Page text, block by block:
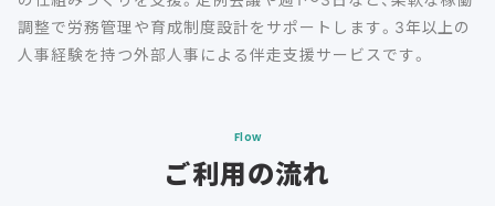
調整で労務管理や育成制度設計をサポートします。3年以上の
人事経験を持つ外部人事による伴走支援サービスです。
Flow
ご利用の流れ